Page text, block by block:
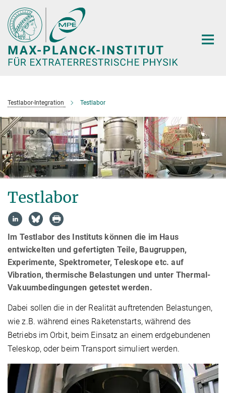
Hauptinhalt
Testlabor-Integration Testlabor
Testlabor
Im Testlabor des Instituts können die im Haus
entwickelten und gefertigten Teile, Baugruppen,
Experimente, Spektrometer, Teleskope etc. auf
Vibration, thermische Belastungen und unter Thermal-
Vakuumbedingungen getestet werden.
Dabei sollen die in der Realität auftretenden Belastungen,
wie z.B. während eines Raketenstarts, während des
Betriebs im Orbit, beim Einsatz an einem erdgebundenen
Teleskop, oder beim Transport simuliert werden.